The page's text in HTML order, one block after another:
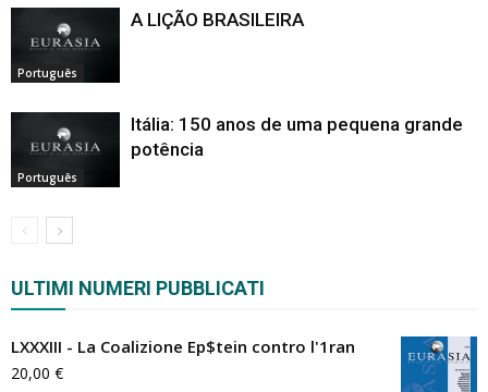
Português
A LIÇÃO BRASILEIRA
Português
Itália: 150 anos de uma pequena grande
potência
ULTIMI NUMERI PUBBLICATI
LXXXIII - La Coalizione Ep$tein contro l'1ran
20,00 €